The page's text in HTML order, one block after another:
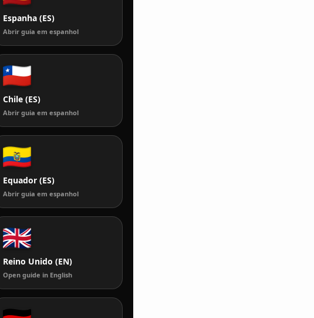
Espanha (ES)
Abrir guia em espanhol
Chile (ES)
Abrir guia em espanhol
Equador (ES)
Abrir guia em espanhol
Reino Unido (EN)
Open guide in English